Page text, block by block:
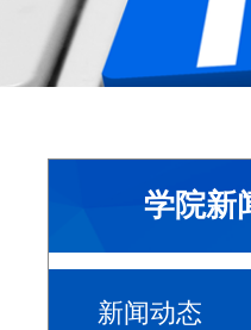
学院新
新闻动态